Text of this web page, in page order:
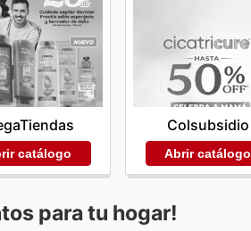
catálogo
Colsubsidio
Abrir catálogo
para tu hogar!